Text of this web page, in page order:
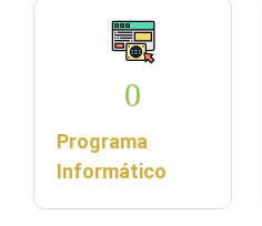
0
Programa
Informático